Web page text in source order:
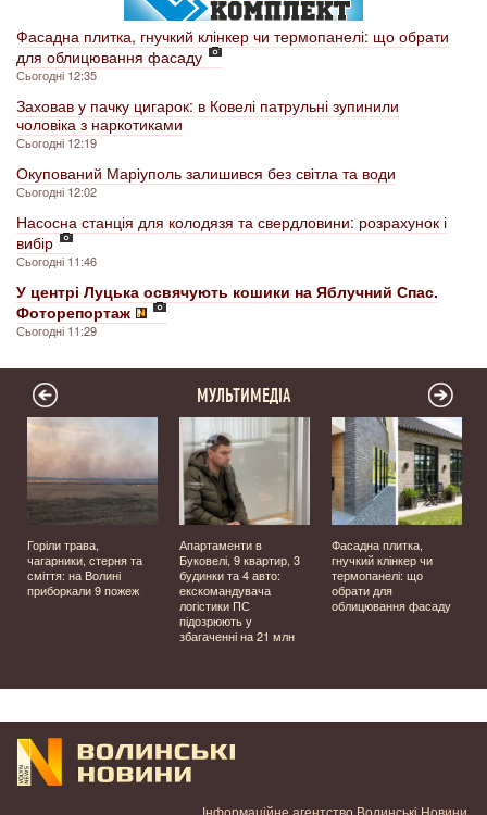
Фасадна плитка, гнучкий клінкер чи термопанелі: що обрати
для облицювання фасаду
Сьогодні 12:35
Заховав у пачку цигарок: в Ковелі патрульні зупинили
чоловіка з наркотиками
Сьогодні 12:19
Окупований Маріуполь залишився без світла та води
Сьогодні 12:02
Насосна станція для колодязя та свердловини: розрахунок і
вибір
Сьогодні 11:46
У центрі Луцька освячують кошики на Яблучний Спас.
Фоторепортаж
Сьогодні 11:29
МУЛЬТИМЕДІА
Горіли трава,
чагарники, стерня та
сміття: на Волині
приборкали 9 пожеж
Апартаменти в
Буковелі, 9 квартир, 3
будинки та 4 авто:
екскомандувача
логістики ПС
підозрюють у
збагаченні на 21 млн
Фасадна плитка,
гнучкий клінкер чи
термопанелі: що
обрати для
облицювання фасаду
Інформаційне агентство Волинські Новини.